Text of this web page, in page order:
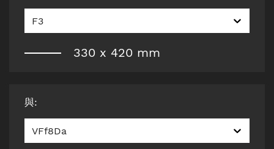
F3
330 x 420 mm
與:
VFf8Da